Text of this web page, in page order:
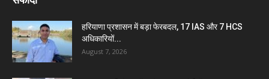
हरियाणा प्रशासन में बड़ा फेरबदल, 17 IAS और 7 HCS
अधिकारियों...
August 7, 2026